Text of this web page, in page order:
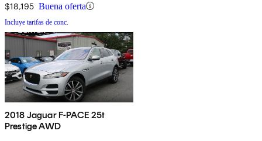
$18,195 Buena oferta
Incluye tarifas de conc.
2018 Jaguar F-PACE 25t
Prestige AWD